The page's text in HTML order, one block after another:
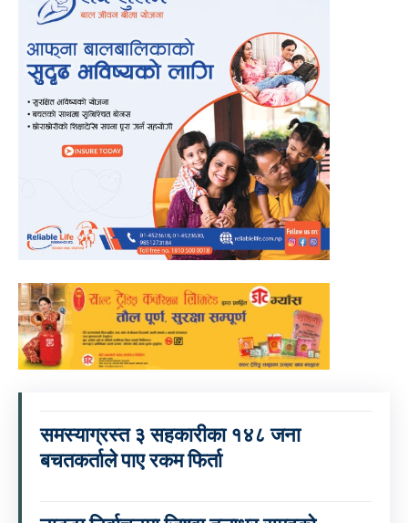
समस्याग्रस्त ३ सहकारीका १४८ जना
बचतकर्ताले पाए रकम फिर्ता